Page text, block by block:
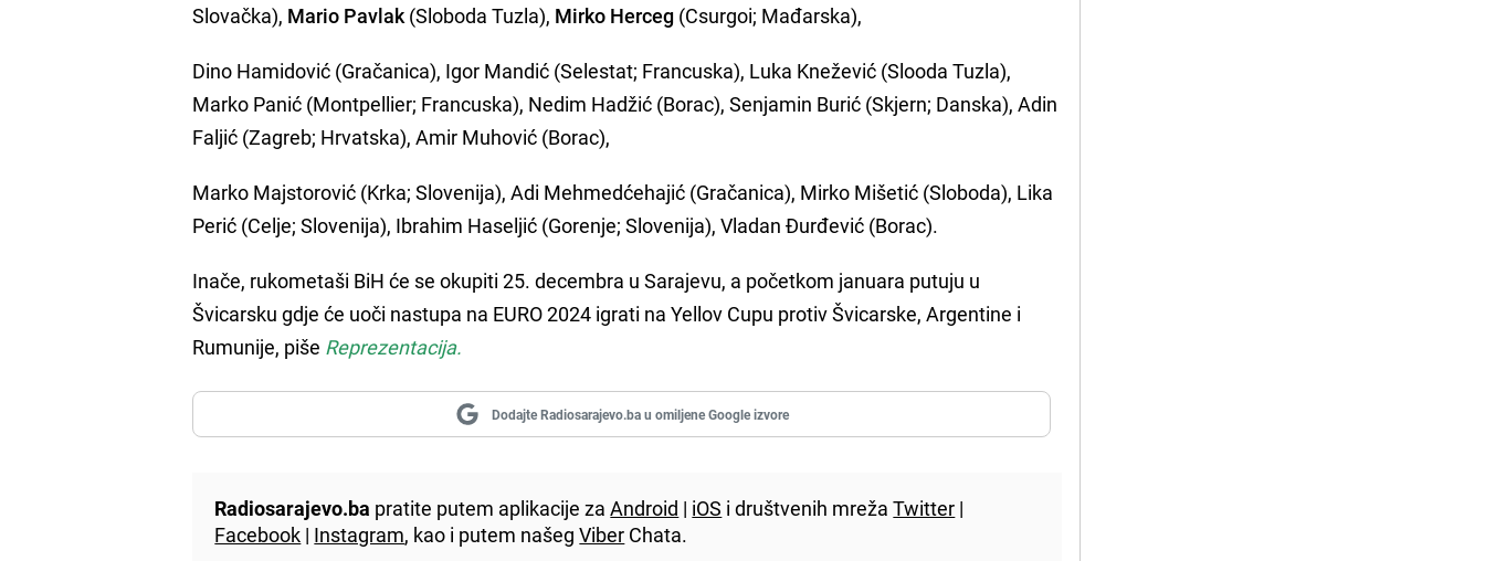
Slovačka), Mario Pavlak (Sloboda Tuzla), Mirko Herceg (Csurgoi; Mađarska),
Dino Hamidović (Gračanica), Igor Mandić (Selestat; Francuska), Luka Knežević (Slooda Tuzla),
Marko Panić (Montpellier; Francuska), Nedim Hadžić (Borac), Senjamin Burić (Skjern; Danska), Adin
Faljić (Zagreb; Hrvatska), Amir Muhović (Borac),
Marko Majstorović (Krka; Slovenija), Adi Mehmedćehajić (Gračanica), Mirko Mišetić (Sloboda), Lika
Perić (Celje; Slovenija), Ibrahim Haseljić (Gorenje; Slovenija), Vladan Đurđević (Borac).
Inače, rukometaši BiH će se okupiti 25. decembra u Sarajevu, a početkom januara putuju u
Švicarsku gdje će uoči nastupa na EURO 2024 igrati na Yellov Cupu protiv Švicarske, Argentine i
Rumunije, piše Reprezentacija.
Dodajte Radiosarajevo.ba u omiljene Google izvore
Radiosarajevo.ba pratite putem aplikacije zaAndroid | iOS i društvenih mrežaTwitter |
Facebook | Instagram, kao i putem našegViber Chata.